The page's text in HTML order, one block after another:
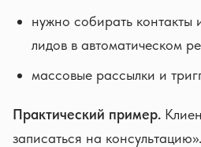
нужно собирать контакты
лидов в автоматическом
массовые рассылки и
Практический пример.
записаться на